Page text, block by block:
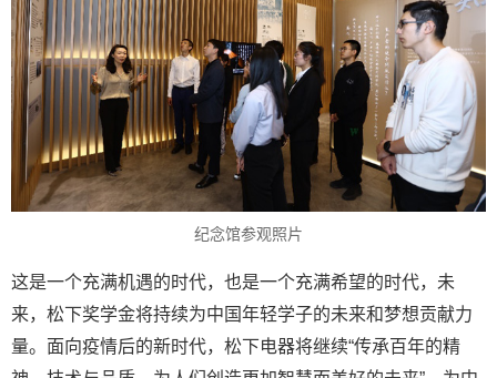
纪念馆参观照片
这是一个充满机遇的时代，也是一个充满希望的时代，未
来，松下奖学金将持续为中国年轻学子的未来和梦想贡献力
量。面向疫情后的新时代，松下电器将继续“传承百年的精